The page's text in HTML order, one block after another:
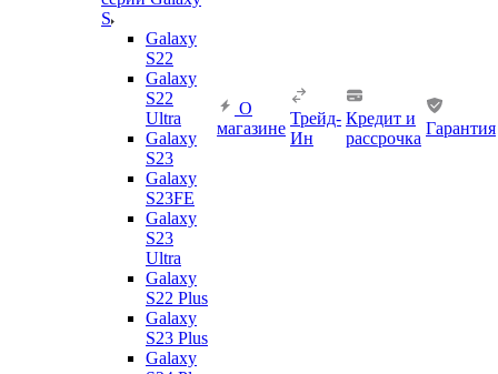
S
Galaxy
S22
Galaxy
S22
Ultra
Galaxy
S23
Galaxy
S23FE
Galaxy
S23
Ultra
Galaxy
S22 Plus
Galaxy
S23 Plus
Galaxy
О
магазине
Трейд-
Ин
Кредит и
рассрочка
Гарантия